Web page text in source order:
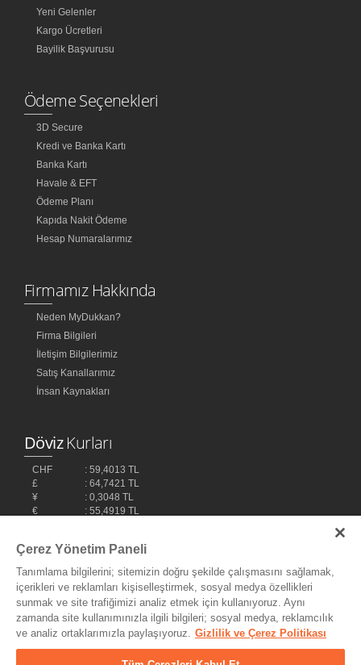
Yeni Gelenler
Kargo Ücretleri
Bayilik Başvurusu
Ödeme Seçenekleri
3D Secure
Kredi ve Banka Kartı
Banka Kartı
Havale & EFT
Ödeme Planı
Kapıda Nakit Ödeme
Hesap Numaralarımız
Firmamız Hakkında
Neden MyDukkan?
Firma Bilgileri
İletişim Bilgilerimiz
Satış Kanallarımız
İnsan Kaynakları
DövizKurları
CHF
: 59,4013 TL
£
: 64,7421 TL
¥
: 0,3048 TL
€
: 55,4919 TL
Bilişim Teknolojileri,
Çerez Yönetim Paneli
Tanımlama bilgilerini; sitemizin doğru şekilde çalışmasını sağlamak,
içerikleri ve reklamları kişiselleştirmek, sosyal medya özellikleri
sunmak ve site trafiğimizi analiz etmek için kullanıyoruz. Aynı
zamanda site kullanımınızla ilgili bilgileri; sosyal medya, reklamcılık
ve analiz ortaklarımızla paylaşıyoruz. Gizlilik ve Çerez Politikası